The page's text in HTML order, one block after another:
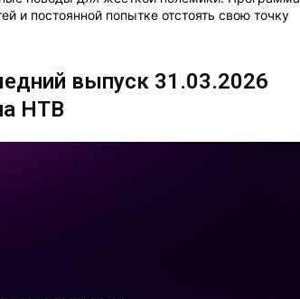
и постоянной попытке отстоять свою точку
выпуск 31.03.2026
НТВ